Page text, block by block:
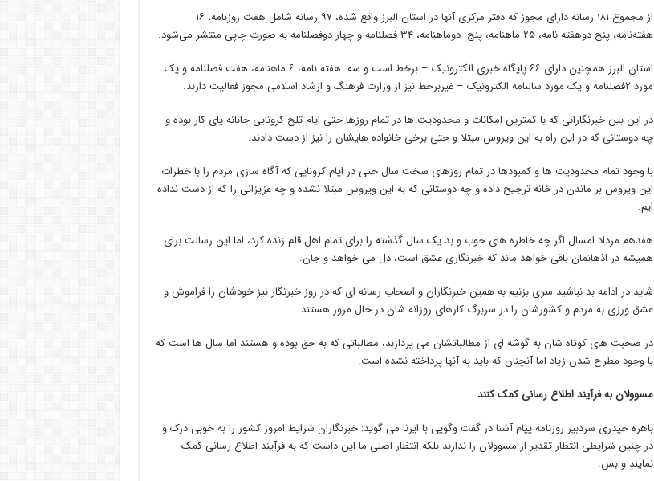
از مجموع ۱۸۱ رسانه‌ دارای مجوز که دفتر مرکزی آنها در استان البرز واقع شده، ۹۷ رسانه شامل هفت روزنامه، ۱۶
هفته‌نامه، پنج دوهفته نامه، ۲۵ ماهنامه، پنج دوماهنامه، ۳۴ فصلنامه و چهار دوفصلنامه به صورت چاپی منتشر می‌شود.
استان البرز همچنین دارای ۶۶ پایگاه خبری الکترونیک – برخط است و سه هفته نامه، ۶ ماهنامه، هفت فصلنامه و یک
مورد ۲فصلنامه و یک مورد سالنامه الکترونیک – غیربرخط نیز از وزارت فرهنگ و ارشاد اسلامی مجوز فعالیت دارند.
در این بین خبرنگارانی که با کمترین امکانات و محدودیت ها در تمام روزها حتی ایام تلخ کرونایی جانانه پای کار بوده و
چه دوستانی که در این راه به این ویروس مبتلا و حتی برخی خانواده هایشان را نیز از دست دادند.
با وجود تمام محدودیت ها و کمبودها در تمام روزهای سخت سال حتی در ایام کرونایی که آگاه سازی مردم را با خطرات
این ویروس بر ماندن در خانه ترجیح داده و چه دوستانی که به این ویروس مبتلا نشده و چه عزیزانی را که از دست نداده
ایم.
هفدهم مرداد امسال اگر چه خاطره های خوب و بد یک سال گذشته را برای تمام اهل قلم زنده کرد، اما این رسالت برای
همیشه در اذهانمان باقی خواهد ماند که خبرنگاری عشق است، دل می خواهد و جان.
شاید در ادامه بد نباشید سری بزنیم به همین خبرنگاران و اصحاب رسانه ای که در روز خبرنگار نیز خودشان را فراموش و
عشق ورزی به مردم و کشورشان را در سربرگ کارهای روزانه شان در حال مرور هستند.
در صحبت های کوتاه شان به گوشه ای از مطالباتشان می پردازند، مطالباتی که به حق بوده و هستند اما سال ها است که
با وجود مطرح شدن زیاد اما آنچنان که باید به آنها پرداخته نشده است.
مسوولان به فرآیند اطلاع رسانی کمک کنند
باهره حیدری سردبیر روزنامه پیام آشنا در گفت وگویی با ایرنا می گوید: خبرنگاران شرایط امروز کشور را به خوبی درک و
در چنین شرایطی انتظار تقدیر از مسوولان را ندارند بلکه انتظار اصلی ما این داست که به فرآیند اطلاع رسانی کمک
نمایند و بس.